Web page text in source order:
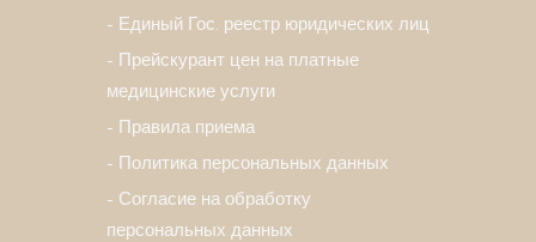
Единый Гос. реестр юридических лиц
Прейскурант цен на платные
медицинские услуги
Правила приема
Политика персональных данных
Согласие на обработку
персональных данных